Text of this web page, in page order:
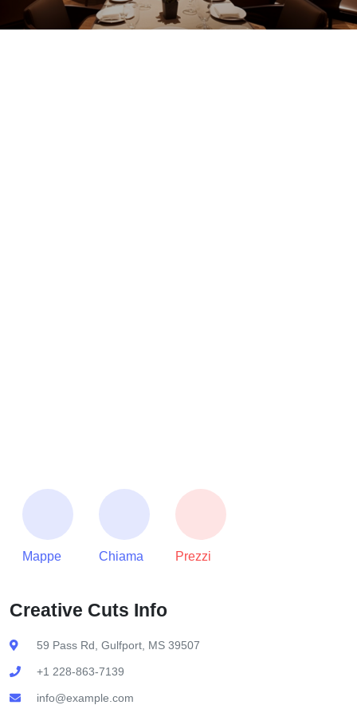
Mappe Chiama Prezzi
Creative Cuts Info
59 Pass Rd, Gulfport, MS 39507
+1 228-863-7139
info@example.com